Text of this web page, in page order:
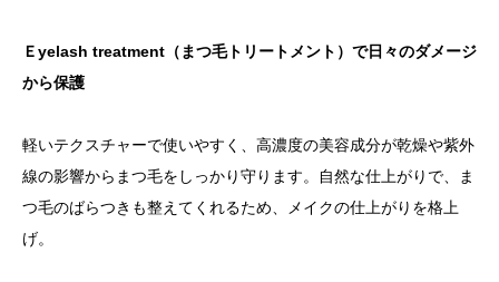
Ｅyelash treatment（まつ毛トリートメント）で日々のダメージ
から保護
軽いテクスチャーで使いやすく、高濃度の美容成分が乾燥や紫外
線の影響からまつ毛をしっかり守ります。自然な仕上がりで、ま
つ毛のばらつきも整えてくれるため、メイクの仕上がりを格上
げ。